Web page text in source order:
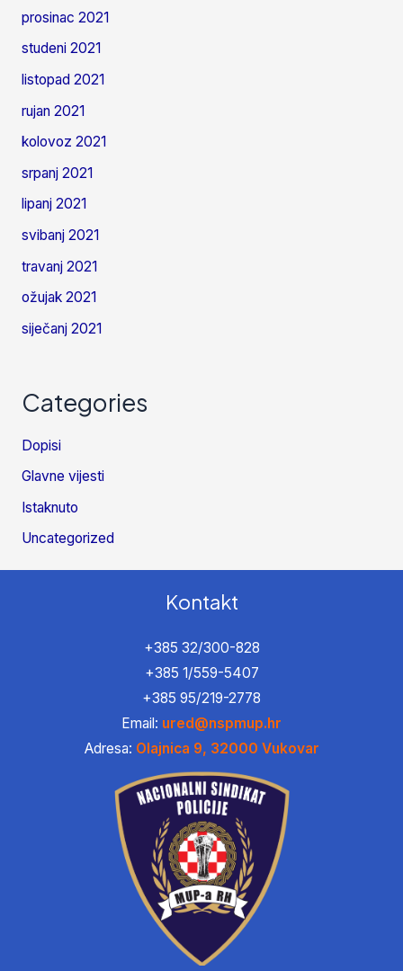
prosinac 2021
studeni 2021
listopad 2021
rujan 2021
kolovoz 2021
srpanj 2021
lipanj 2021
svibanj 2021
travanj 2021
ožujak 2021
siječanj 2021
Categories
Dopisi
Glavne vijesti
Istaknuto
Uncategorized
Kontakt
+385 32/300-828
+385 1/559-5407
+385 95/219-2778
Email: ured@nspmup.hr
Adresa: Olajnica 9, 32000 Vukovar